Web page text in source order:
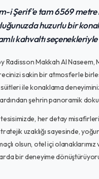
i Şerif'e tam 6569 metre
huzurlu bir
kahvaltı
Radisson Makkah Al
sakin bir atmosferle
ile konaklama
şehrin panoramik
tesisimizde, her detay
uzaklığı sayesinde,
olsun, otel içi
bir deneyime